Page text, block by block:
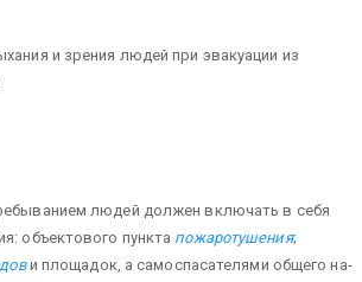
и зрения людей при эвакуации из
людей должен включать в себя
объектового пункта пожаротушения;
и площадок, а самоспасателями общего на­